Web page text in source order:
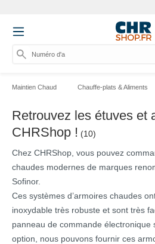
Plus de 10 ans
Numéro d'articl
Maintien Chaud Chauffe-plats & Aliments
Retrouvez les étuves et
CHRShop ! (10)
Chez CHRShop, vous pouvez
chaudes modernes de marques
Sofinor.
Ces systèmes d’armoires chaudes
inoxydable très robuste et sont très
panneau de commande électronique
option, nous pouvons fournir ces